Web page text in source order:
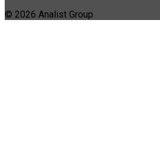
© 2026 Analist Group